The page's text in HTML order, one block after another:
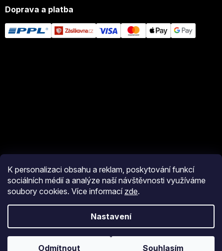
K personalizaci obsahu a reklam, poskytování funkcí
sociálních médií a analýze naší návštěvnosti využíváme
soubory cookies. Více informací zde.
Nastavení
Odmítnout Souhlasím
Doprava a platba
Vytvořil Shoptet
eshop JM Pyro . Všechna práva vyhrazena.
nastavení cookies